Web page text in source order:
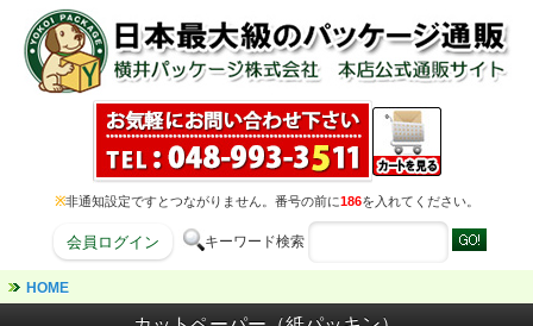
※非通知設定ですとつながりません。番号の前に186を入れてください。
会員ログイン キーワード検索
HOME